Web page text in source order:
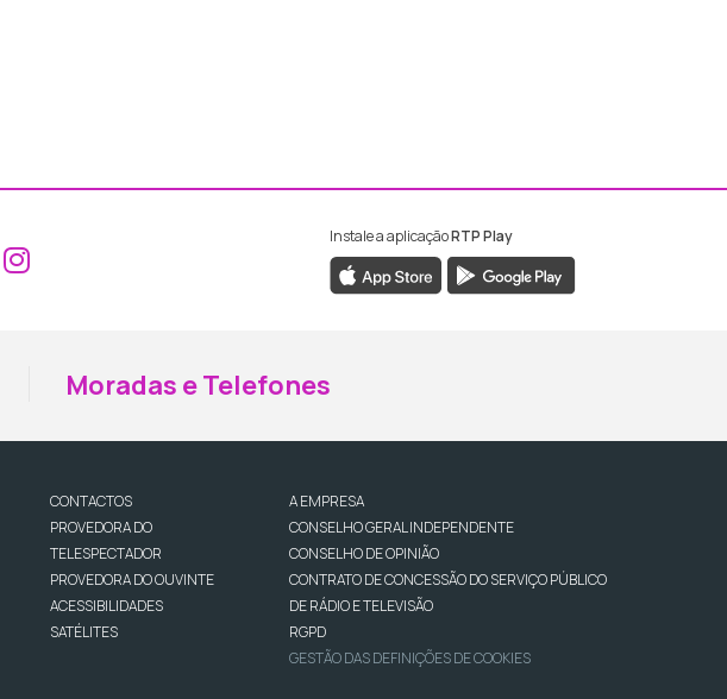
Aceder ao Facebook da RTP Madeira
Aceder ao Instagram da RTP Madeira
Instale a aplicaçãoRTP Play
Moradas e Telefones
CONTACTOS
PROVEDORA DO
TELESPECTADOR
PROVEDORA DO OUVINTE
ACESSIBILIDADES
SATÉLITES
A EMPRESA
CONSELHO GERAL INDEPENDENTE
CONSELHO DE OPINIÃO
CONTRATO DE CONCESSÃO DO SERVIÇO PÚBLICO
DE RÁDIO E TELEVISÃO
RGPD
GESTÃO DAS DEFINIÇÕES DE COOKIES